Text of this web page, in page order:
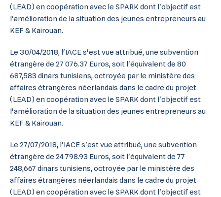
(LEAD) en coopération avec le SPARK dont l'objectif est
l'amélioration de la situation des jeunes entrepreneurs au
KEF & Kairouan.
Le 30/04/2018, l'IACE s'est vue attribué, une subvention
étrangère de 27 076.37 Euros, soit l'équivalent de 80
687,583 dinars tunisiens, octroyée par le ministère des
affaires étrangères néerlandais dans le cadre du projet
(LEAD) en coopération avec le SPARK dont l'objectif est
l'amélioration de la situation des jeunes entrepreneurs au
KEF & Kairouan.
Le 27/07/2018, l'IACE s'est vue attribué, une subvention
étrangère de 24 798.93 Euros, soit l'équivalent de 77
248,667 dinars tunisiens, octroyée par le ministère des
affaires étrangères néerlandais dans le cadre du projet
(LEAD) en coopération avec le SPARK dont l'objectif est